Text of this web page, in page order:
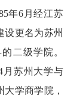
年6月经江苏
设更名为苏州
二级学院。
月苏州大学与
学商学院，